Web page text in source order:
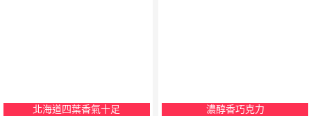
北海道四葉香氣十足
濃醇香巧克力